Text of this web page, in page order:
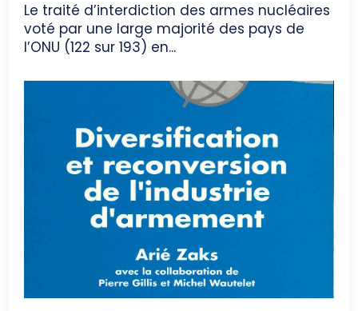
Le traité d’interdiction des armes nucléaires
voté par une large majorité des pays de
l’ONU (122 sur 193) en...